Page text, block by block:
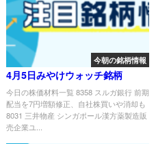
今朝の銘柄情報
4月5日みやけウォッチ銘柄
今日の株価材料一覧 8358 スルガ銀行 前期
配当を7円増額修正、自社株買いや消却も
8031 三井物産 シンガポール漢方薬製造販
売企業ユ...